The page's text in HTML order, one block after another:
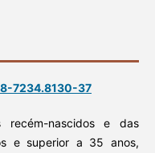
7234.8130-37
nascidos e das
e superior a 35 anos,